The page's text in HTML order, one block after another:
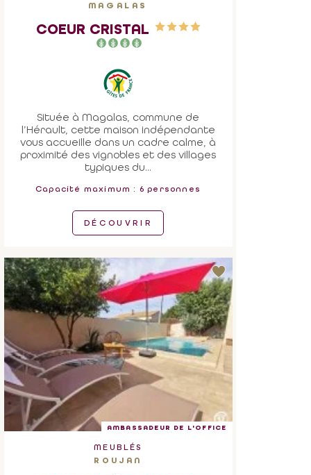
MAGALAS
COEUR CRISTAL
Située à Magalas, commune de
l’Hérault, cette maison indépendante
vous accueille dans un cadre calme, à
proximité des vignobles et des villages
typiques du...
Capacité maximum : 6 personnes
DÉCOUVRIR
AMBASSADEUR DE L'OFFICE
MEUBLÉS
ROUJAN